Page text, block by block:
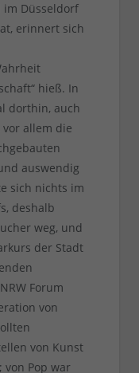
im Düsseldorf
erinnert sich
hieß. In
dorthin, auch
allem die
auswendig
sich nichts im
deshalb
weg, und
der Stadt
Forum
von
von Kunst
Pop war